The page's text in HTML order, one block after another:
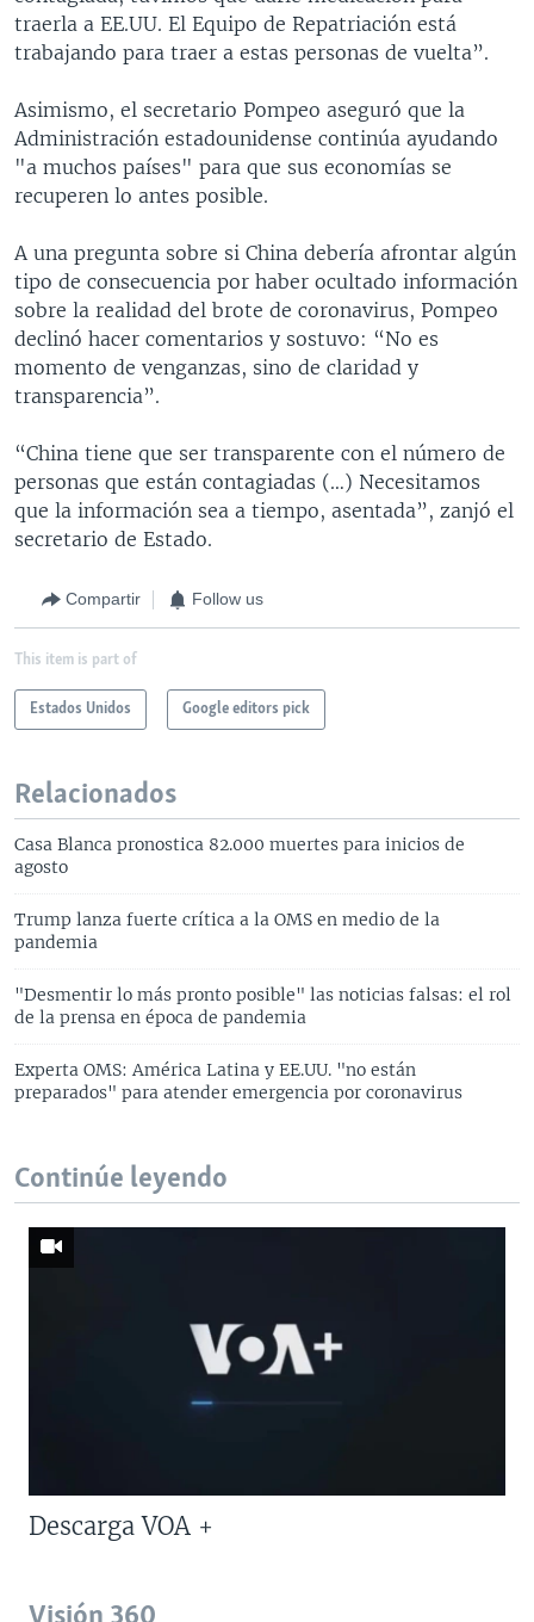
traerla a EE.UU. El Equipo de Repatriación está
trabajando para traer a estas personas de vuelta”.
Asimismo, el secretario Pompeo aseguró que la
Administración estadounidense continúa ayudando
"a muchos países" para que sus economías se
recuperen lo antes posible.
A una pregunta sobre si China debería afrontar algún
tipo de consecuencia por haber ocultado información
sobre la realidad del brote de coronavirus, Pompeo
declinó hacer comentarios y sostuvo: “No es
momento de venganzas, sino de claridad y
transparencia”.
“China tiene que ser transparente con el número de
personas que están contagiadas (…) Necesitamos
que la información sea a tiempo, asentada”, zanjó el
secretario de Estado.
Compartir Follow us
This item is part of
Estados Unidos Google editors pick
Relacionados
Casa Blanca pronostica 82.000 muertes para inicios de
agosto
Trump lanza fuerte crítica a la OMS en medio de la
pandemia
"Desmentir lo más pronto posible" las noticias falsas: el rol
de la prensa en época de pandemia
Experta OMS: América Latina y EE.UU. "no están
preparados" para atender emergencia por coronavirus
Continúe leyendo
Descarga VOA +
Visión 360